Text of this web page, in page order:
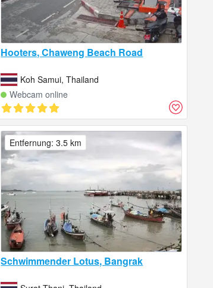
Hooters, Chaweng Beach Road
Koh Samui, Thailand
Webcam online
Schwimmender Lotus, Bangrak
Entfernung: 3.5 km